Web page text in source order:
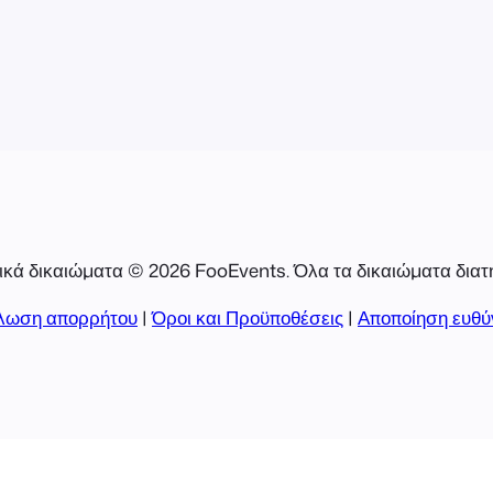
δικαιώματα © 2026 FooEvents. Όλα τα δικαιώματα
απορρήτου |Όροι και Προϋποθέσεις | Αποποίηση